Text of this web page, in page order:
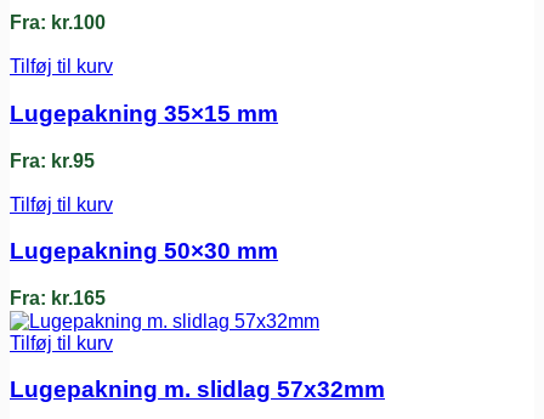
Fra: kr.100
Tilføj til kurv
Lugepakning 35×15 mm
Fra: kr.95
Tilføj til kurv
Lugepakning 50×30 mm
Fra: kr.165
Tilføj til kurv
Lugepakning m. slidlag 57x32mm